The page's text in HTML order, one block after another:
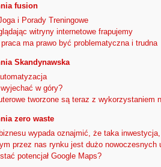
fusion
i Porady Treningowe
witryny internetowe frapujemy
ma prawo być problematyczna i trudna
Skandynawska
w góry?
tworzone są teraz z wykorzystaniem
zero waste
wypada oznajmić, że taka
przez nas rynku jest dużo nowoczesnych
potencjał Google Maps?